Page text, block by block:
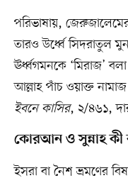
পরিভাষায়,
তারও উর্ধ্বে সিদরাতুল
ঊর্ধ্বগমনকে ‘মিরাজ’
আল্লাহ পাঁচ ওয়াক্ত
ইবনে কাসির, ২/৪৬১,
কোরআন ও সুন্নাহ কী
ইসরা বা নৈশ ভ্রমণের